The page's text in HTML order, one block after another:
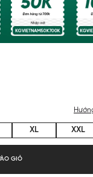
XL XXL
GIỎ